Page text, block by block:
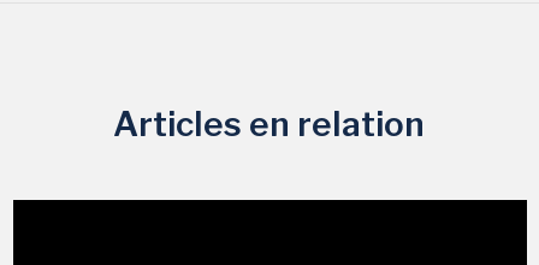
Articles en relation